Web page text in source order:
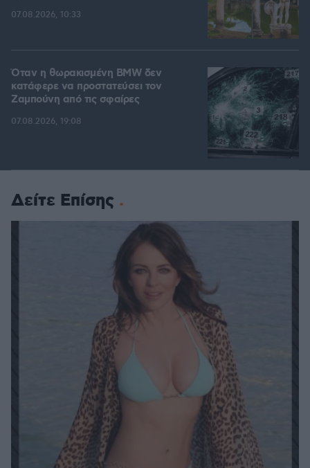
07.08.2026, 10:33
Όταν η θωρακισμένη BMW δεν
κατάφερε να προστατεύσει τον
Ζαμπούνη από τις σφαίρες
07.08.2026, 19:08
Δείτε Επίσης